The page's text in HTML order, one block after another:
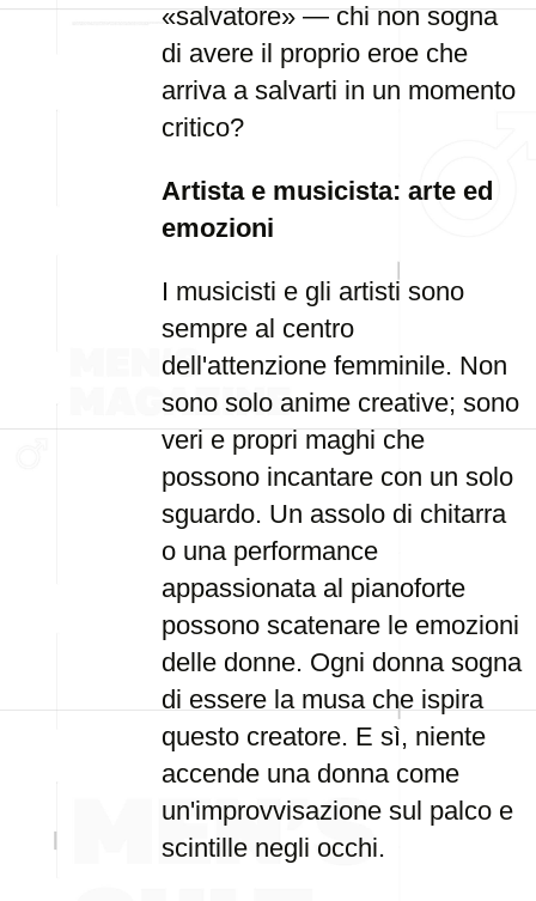
«salvatore» — chi non sogna
di avere il proprio eroe che
arriva a salvarti in un momento
critico?
Artista e musicista: arte ed
emozioni
I musicisti e gli artisti sono
sempre al centro
dell'attenzione femminile. Non
sono solo anime creative; sono
veri e propri maghi che
possono incantare con un solo
sguardo. Un assolo di chitarra
o una performance
appassionata al pianoforte
possono scatenare le emozioni
delle donne. Ogni donna sogna
di essere la musa che ispira
questo creatore. E sì, niente
accende una donna come
un'improvvisazione sul palco e
scintille negli occhi.